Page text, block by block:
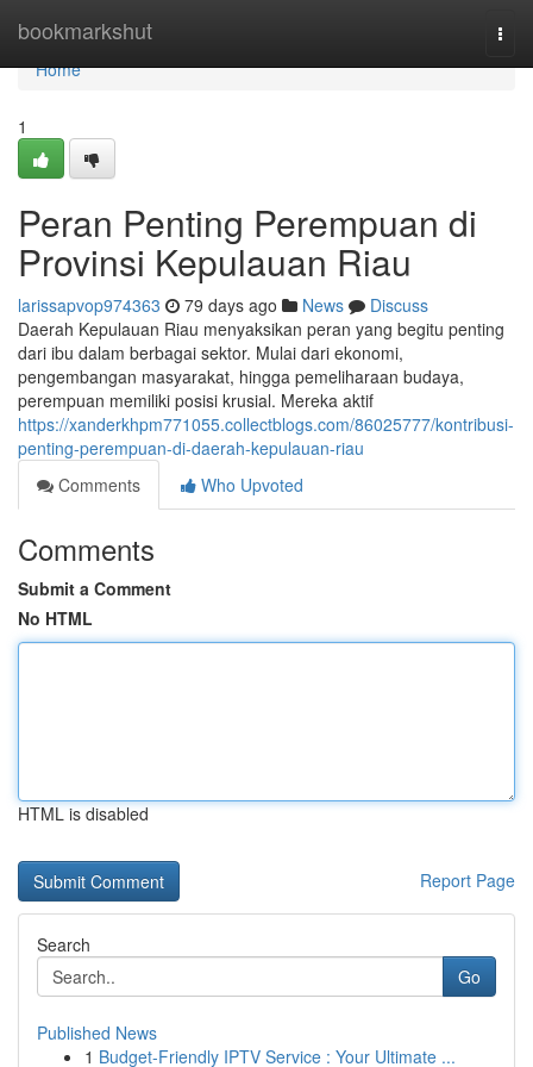
bookmarkshut
Home
Home
1
Peran Penting Perempuan di
Provinsi Kepulauan Riau
larissapvop974363 79 days ago News
Discuss
Daerah Kepulauan Riau menyaksikan peran yang begitu penting
dari ibu dalam berbagai sektor. Mulai dari ekonomi,
pengembangan masyarakat, hingga pemeliharaan budaya,
perempuan memiliki posisi krusial. Mereka aktif
https://xanderkhpm771055.collectblogs.com/86025777/kontribusi-
penting-perempuan-di-daerah-kepulauan-riau
Comments
Who Upvoted
Comments
Submit a Comment
No HTML
HTML is disabled
Report Page
Search
Go
Published News
1 Budget-Friendly IPTV Service : Your Ultimate ...